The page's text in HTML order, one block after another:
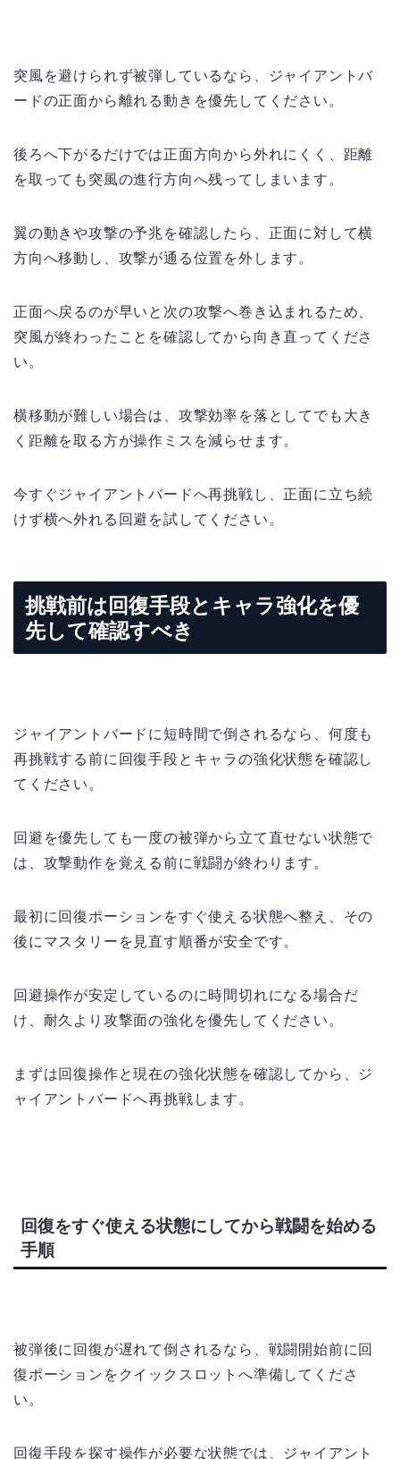
突風を避けられず被弾しているなら、ジャイアントバ
ードの正面から離れる動きを優先してください。
後ろへ下がるだけでは正面方向から外れにくく、距離
を取っても突風の進行方向へ残ってしまいます。
翼の動きや攻撃の予兆を確認したら、正面に対して横
方向へ移動し、攻撃が通る位置を外します。
正面へ戻るのが早いと次の攻撃へ巻き込まれるため、
突風が終わったことを確認してから向き直ってくださ
い。
横移動が難しい場合は、攻撃効率を落としてでも大き
く距離を取る方が操作ミスを減らせます。
今すぐジャイアントバードへ再挑戦し、正面に立ち続
けず横へ外れる回避を試してください。
挑戦前は回復手段とキャラ強化を優
先して確認すべき
ジャイアントバードに短時間で倒されるなら、何度も
再挑戦する前に回復手段とキャラの強化状態を確認し
てください。
回避を優先しても一度の被弾から立て直せない状態で
は、攻撃動作を覚える前に戦闘が終わります。
最初に回復ポーションをすぐ使える状態へ整え、その
後にマスタリーを見直す順番が安全です。
回避操作が安定しているのに時間切れになる場合だ
け、耐久より攻撃面の強化を優先してください。
まずは回復操作と現在の強化状態を確認してから、ジ
ャイアントバードへ再挑戦します。
回復をすぐ使える状態にしてから戦闘を始める
手順
被弾後に回復が遅れて倒されるなら、戦闘開始前に回
復ポーションをクイックスロットへ準備してくださ
い。
回復手段を探す操作が必要な状態では、ジャイアント